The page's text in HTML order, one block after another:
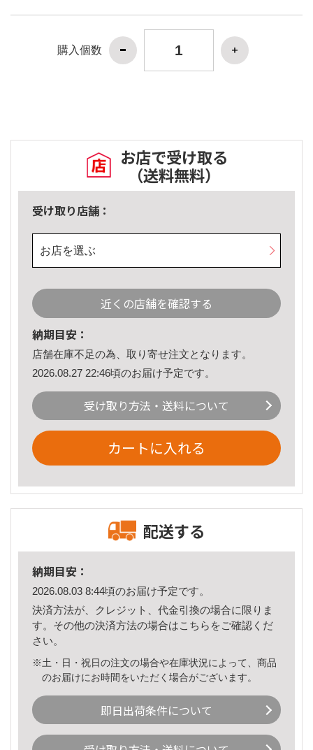
購入個数
お店で受け取る
（送料無料）
受け取り店舗：
お店を選ぶ
近くの店舗を確認する
納期目安：
店舗在庫不足の為、取り寄せ注文となります。
2026.08.27 22:46頃のお届け予定です。
受け取り方法・送料について
カートに入れる
配送する
納期目安：
2026.08.03 8:44頃のお届け予定です。
決済方法が、クレジット、代金引換の場合に限りま
す。その他の決済方法の場合はこちら をご確認くだ
さい。
※土・日・祝日の注文の場合や在庫状況によって、商品
のお届けにお時間をいただく場合がございます。
即日出荷条件について